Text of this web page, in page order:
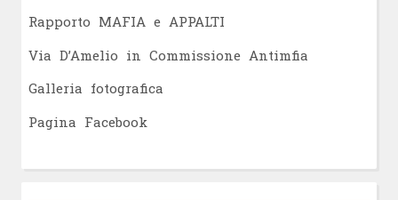
Rapporto MAFIA e APPALTI
Via D’Amelio in Commissione Antimfia
Galleria fotografica
Pagina Facebook